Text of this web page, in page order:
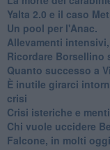
Yalta 2.0 e il caso
​Un pool per l'Anac.
Allevamenti
Ricordare Borsellino
​Quanto successo a
​È inutile girarci
crisi
Crisi isteriche e
Chi vuole uccidere
Falcone, in molti